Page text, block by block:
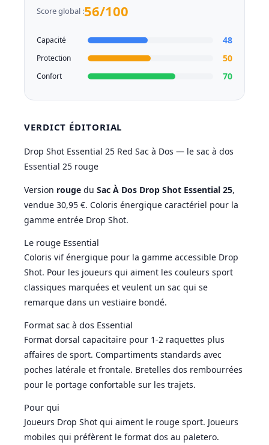
Score global :56/100
Capacité 48
Protection 50
Confort 70
VERDICT ÉDITORIAL
Drop Shot Essential 25 Red Sac à Dos — le sac à dos
Essential 25 rouge
Version rouge du Sac À Dos Drop Shot Essential 25,
vendue 30,95 €. Coloris énergique caractériel pour la
gamme entrée Drop Shot.
Le rouge Essential
Coloris vif énergique pour la gamme accessible Drop
Shot. Pour les joueurs qui aiment les couleurs sport
classiques marquées et veulent un sac qui se
remarque dans un vestiaire bondé.
Format sac à dos Essential
Format dorsal capacitaire pour 1-2 raquettes plus
affaires de sport. Compartiments standards avec
poches latérale et frontale. Bretelles dos rembourrées
pour le portage confortable sur les trajets.
Pour qui
Joueurs Drop Shot qui aiment le rouge sport. Joueurs
mobiles qui préfèrent le format dos au paletero.